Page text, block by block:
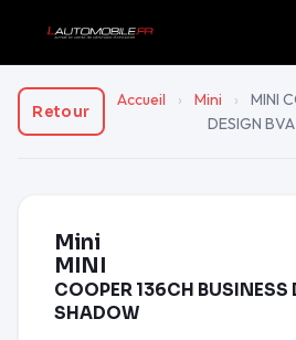
Retour
Accueil › Mini ›
MINI
DESIGN
Mini
MINI
COOPER 136CH BUSINESS
SHADOW